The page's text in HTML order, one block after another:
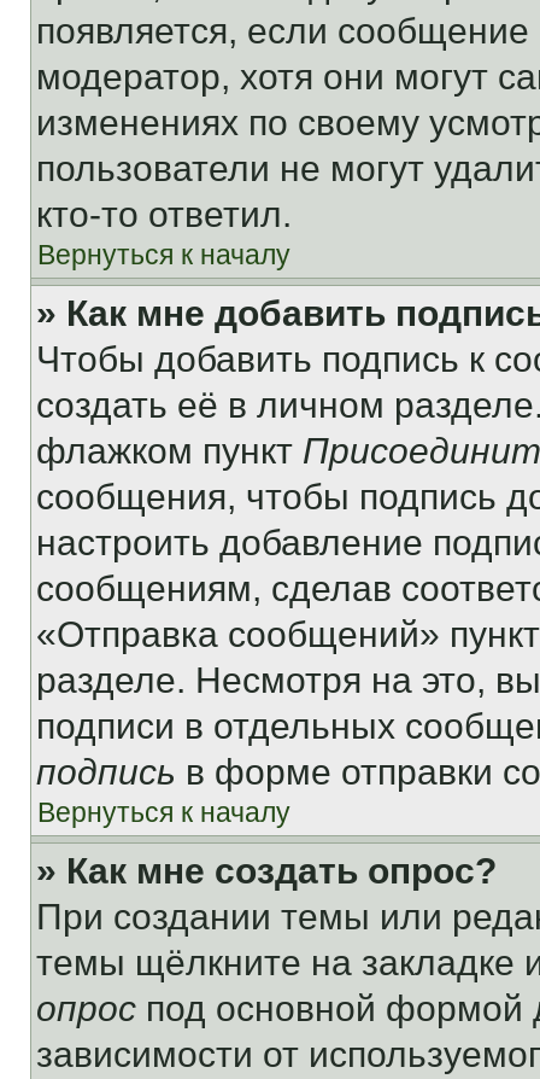
появляется, если
модератор, хотя они могут
изменениях по своему
пользователи не могут
кто-то ответил.
Вернуться к началу
» Как мне добавить
Чтобы добавить подпись к
создать её в личном
флажком пункт
сообщения, чтобы подпись
настроить добавление
сообщениям, сделав
«Отправка сообщений»
разделе. Несмотря на это,
подписи в отдельных
подпись в форме отправки
Вернуться к началу
» Как мне создать опрос?
При создании темы или
темы щёлкните на
опрос под основной формой
зависимости от